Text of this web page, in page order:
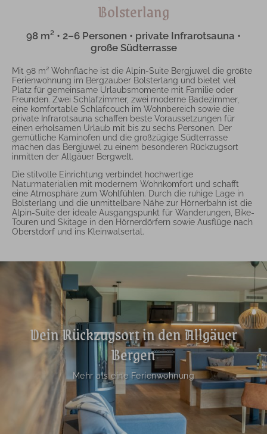
Bolsterlang
98 m² • 2–6 Personen • private Infrarotsauna •
große Südterrasse
Mit 98 m² Wohnfläche ist die Alpin-Suite Bergjuwel die größte
Ferienwohnung im Bergzauber Bolsterlang und bietet viel
Platz für gemeinsame Urlaubsmomente mit Familie oder
Freunden. Zwei Schlafzimmer, zwei moderne Badezimmer,
eine komfortable Schlafcouch im Wohnbereich sowie die
private Infrarotsauna schaffen beste Voraussetzungen für
einen erholsamen Urlaub mit bis zu sechs Personen. Der
gemütliche Kaminofen und die großzügige Südterrasse
machen das Bergjuwel zu einem besonderen Rückzugsort
inmitten der Allgäuer Bergwelt.
Die stilvolle Einrichtung verbindet hochwertige
Naturmaterialien mit modernem Wohnkomfort und schafft
eine Atmosphäre zum Wohlfühlen. Durch die ruhige Lage in
Bolsterlang und die unmittelbare Nähe zur Hörnerbahn ist die
Alpin-Suite der ideale Ausgangspunkt für Wanderungen, Bike-
Touren und Skitage in den Hörnerdörfern sowie Ausflüge nach
Oberstdorf und ins Kleinwalsertal.
Dein Rückzugsort in den Allgäuer
Bergen
Mehr als eine Ferienwohnung